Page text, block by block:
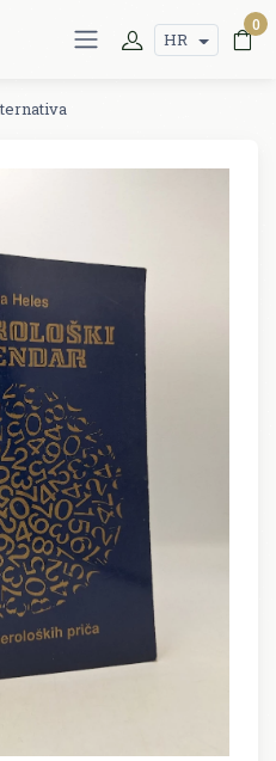
HR
0